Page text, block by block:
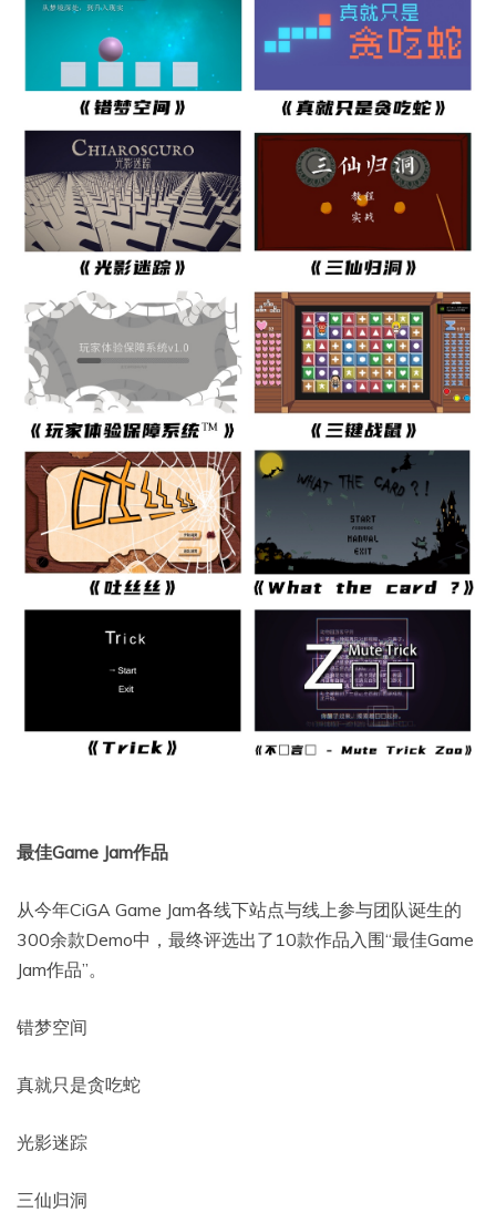
最佳Game Jam作品
从今年CiGA Game Jam各线下站点与线上参与团队诞生的
300余款Demo中，最终评选出了10款作品入围“最佳Game
Jam作品”。
错梦空间
真就只是贪吃蛇
光影迷踪
三仙归洞